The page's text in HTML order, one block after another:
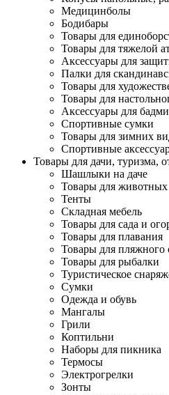
Медицинболы
Бодибары
Товары для
Товары для тяжелой
Аксессуары для
Палки для
Товары для
Товары для
Аксессуары для
Спортивные сумки
Товары для зимних
Спортивные
Товары для дачи, туризма,
Шашлыки на даче
Товары для животных
Тенты
Складная мебель
Товары для сада и
Товары для плавания
Товары для пляжного
Товары для рыбалки
Туристическое
Сумки
Одежда и обувь
Мангалы
Грили
Коптильни
Наборы для пикника
Термосы
Электрогрелки
Зонты